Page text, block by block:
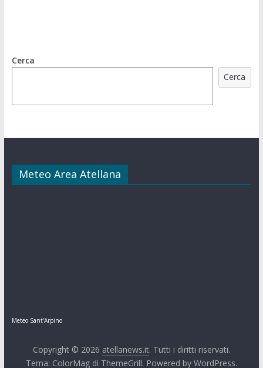
Cerca
Cerca
Meteo Area Atellana
Meteo Sant'Arpino
Copyright © 2026 atellanews.it. Tutti i diritti riservati.
Tema: ColorMagdi ThemeGrill. Powered by WordPress.